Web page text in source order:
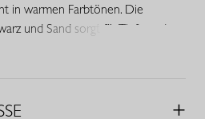
in warmen Farbtönen. Die
und Sand sorgt für Tiefe und
Stoff und der feminine V-